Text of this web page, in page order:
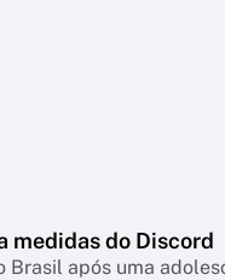
medidas do Discord
após uma